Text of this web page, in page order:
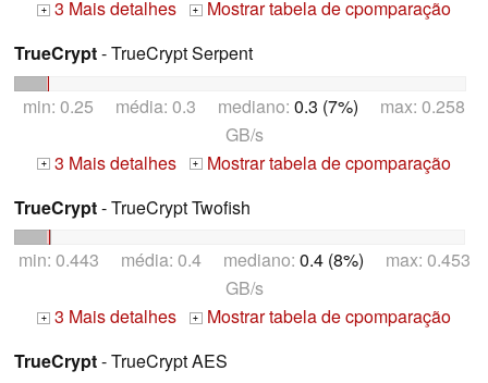
+ 3 Mais detalhes + Mostrar tabela de cpomparação
TrueCrypt- TrueCrypt Serpent
min: 0.25 média: 0.3 mediano: 0.3 (7%) max: 0.258
GB/s
+ 3 Mais detalhes + Mostrar tabela de cpomparação
TrueCrypt- TrueCrypt Twofish
min: 0.443 média: 0.4 mediano: 0.4 (8%) max: 0.453
GB/s
+ 3 Mais detalhes + Mostrar tabela de cpomparação
TrueCrypt- TrueCrypt AES